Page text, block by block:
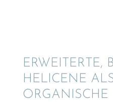
ERWEI­TERTE,
HELICENE
ORGANI­SCHE